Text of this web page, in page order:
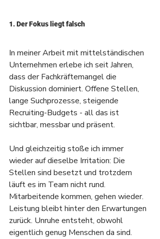
1. Der Fokus liegt falsch
In meiner Arbeit mit mittelständischen
Unternehmen erlebe ich seit Jahren,
dass der Fachkräftemangel die
Diskussion dominiert. Offene Stellen,
lange Suchprozesse, steigende
Recruiting-Budgets - all das ist
sichtbar, messbar und präsent.
Und gleichzeitig stoße ich immer
wieder auf dieselbe Irritation: Die
Stellen sind besetzt und trotzdem
läuft es im Team nicht rund.
Mitarbeitende kommen, gehen wieder.
Leistung bleibt hinter den Erwartungen
zurück. Unruhe entsteht, obwohl
eigentlich genug Menschen da sind.